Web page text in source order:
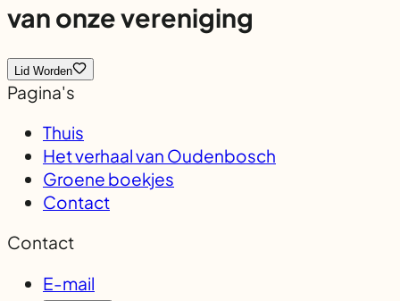
van onze vereniging
Lid Worden
Pagina's
Thuis
Het verhaal van Oudenbosch
Groene boekjes
Contact
Contact
E-mail